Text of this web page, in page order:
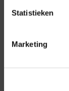
Statistieken
Marketing
Over ons
Contact